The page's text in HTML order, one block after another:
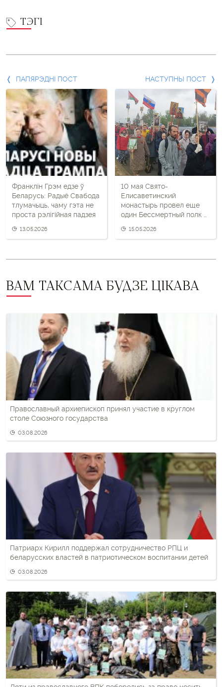
ТЭГІ
Папярэдні
пост
і
наступны
пост
ПАПЯРЭДНІ ПОСТ
Франклін Грэм едзе ў
Беларусь: Радыё Свабода
тлумачыць, чаму гэта не
проста рэлігійная падзея
13.05.2026
НАСТУПНЫ ПОСТ
10 мая Свято-
Елисаветинский
монастырь провел еще
один Бессмертный полк —
15.05.2026
ВАМ ТАКСАМА БУДЗЕ ЦІКАВА
Православный архиепископ принял участие в круглом
столе Союзного государства
03.08.2026
Патриарх Кирилл поддержал сотрудничество РПЦ и
беларусских властей в патриотическом воспитании детей
03.08.2026